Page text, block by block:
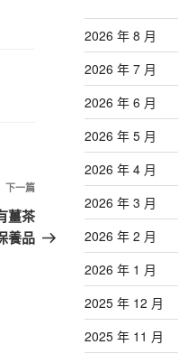
下
一
篇
下一篇
薑茶
養品
2026 年 8 月
2026 年 7 月
2026 年 6 月
2026 年 5 月
2026 年 4 月
2026 年 3 月
2026 年 2 月
2026 年 1 月
2025 年 12 月
2025 年 11 月